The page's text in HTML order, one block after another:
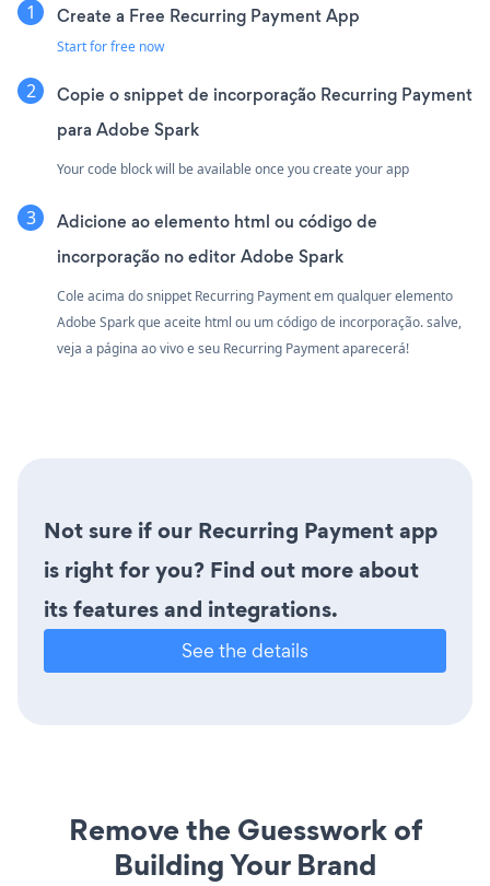
Create a Free Recurring Payment App
Start for free now
Copie o snippet de incorporação Recurring Payment
para Adobe Spark
Your code block will be available once you create your app
Adicione ao elemento html ou código de
incorporação no editor Adobe Spark
Cole acima do snippet Recurring Payment em qualquer elemento
Adobe Spark que aceite html ou um código de incorporação. salve,
veja a página ao vivo e seu Recurring Payment aparecerá!
Not sure if our Recurring Payment app
is right for you? Find out more about
its features and integrations.
See the details
Remove the Guesswork of
Building Your Brand